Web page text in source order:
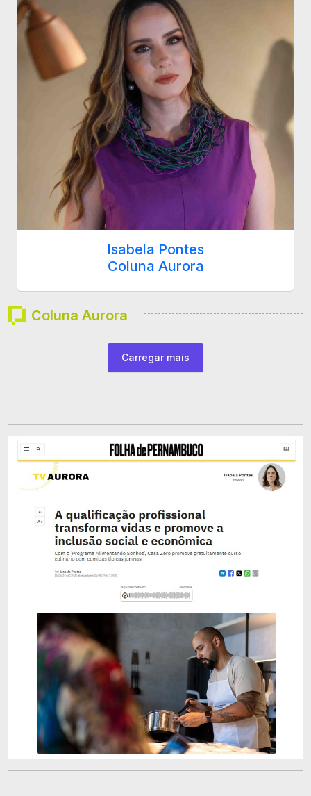
Isabela Pontes
Coluna Aurora
Coluna Aurora
Carregar mais